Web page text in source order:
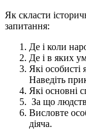
Як скласти
запитання:
Де і коли
Де і в яких
Які особисті
Наведіть
Які основні
За що
Висловте
діяча.